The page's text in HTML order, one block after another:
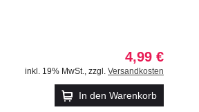
4,99 €
inkl. 19% MwSt. zzgl. Versandkosten
In den Warenkorb